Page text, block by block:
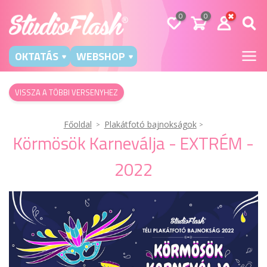
0 0
OKTATÁS WEBSHOP
VISSZA A TÖBBI VERSENYHEZ
Főoldal Plakátfotó bajnokságok
Körmösök Karneválja - EXTRÉM -
2022